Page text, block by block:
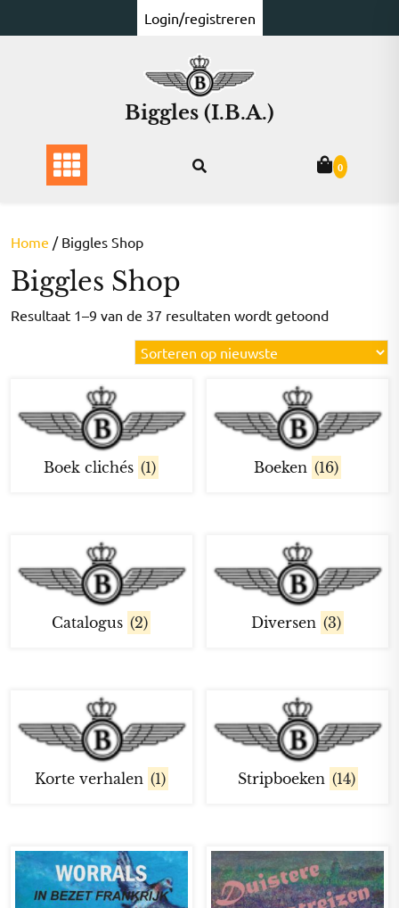
naar
Login/registreren
Biggles (I.B.A.)
0
Home / Biggles Shop
Biggles Shop
Resultaat 1–9 van de 37 resultaten wordt getoondGesorteerd
op
nieuwste
Boek clichés (1) Boeken (16)
Catalogus (2) Diversen (3)
Korte verhalen (1) Stripboeken (14)